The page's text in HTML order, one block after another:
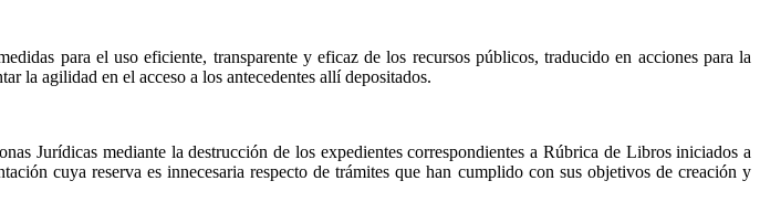
para el uso eficiente, transparente y eficaz de los recursos públicos, traducido en acciones para la
la agilidad en el acceso a los antecedentes allí depositados.
Jurídicas mediante la destrucción de los expedientes correspondientes a Rúbrica de Libros iniciados a
cuya reserva es innecesaria respecto de trámites que han cumplido con sus objetivos de creación y